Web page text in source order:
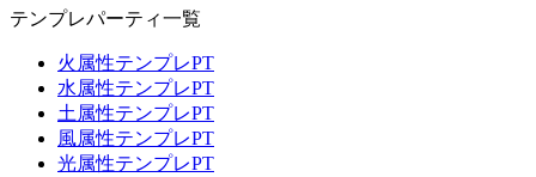
テンプレパーティ一覧
火属性テンプレPT
水属性テンプレPT
土属性テンプレPT
風属性テンプレPT
光属性テンプレPT